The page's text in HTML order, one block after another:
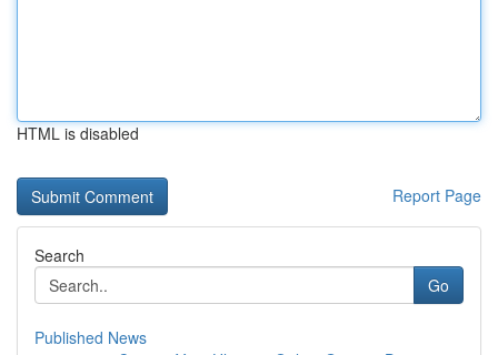
HTML is disabled
Report Page
Search
Go
Published News